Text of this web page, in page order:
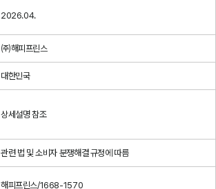
2026.04.
㈜해피프린스
대한민국
상세설명 참조
관련 법 및 소비자 분쟁해결 규정에 따름
해피프린스/1668-1570